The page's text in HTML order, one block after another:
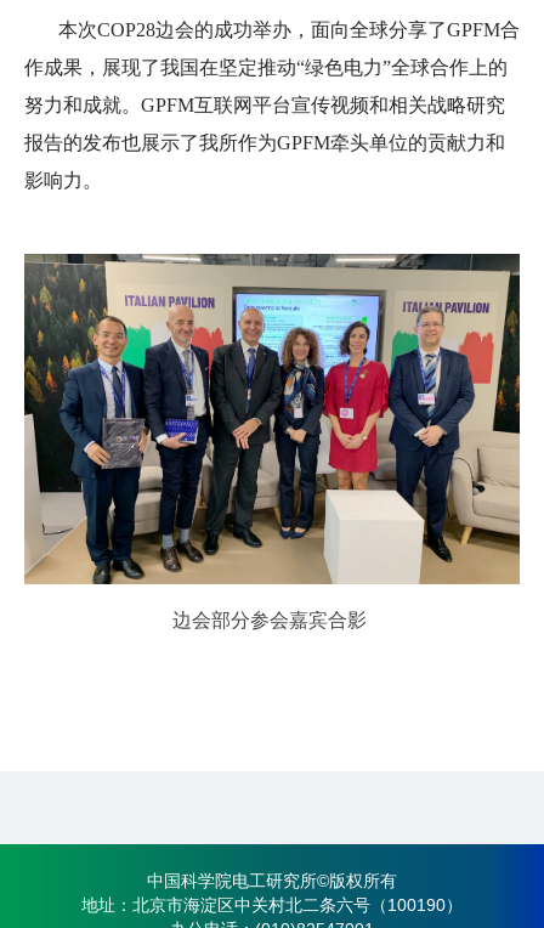
本次COP28边会的成功举办，面向全球分享了GPFM合
作成果，展现了我国在坚定推动“绿色电力”全球合作上的
努力和成就。 GPFM互联网平台宣传视频和相关战略研究
报告的发布也展示了我所作为GPFM牵头单位的贡献力和
影响力。
边会部分参会嘉宾合影
中国科学院电工研究所©版权所有
地址：北京市海淀区中关村北二条六号（100190）